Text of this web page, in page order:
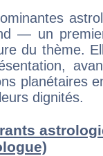
— un
du thème.
planétaires
dignités.